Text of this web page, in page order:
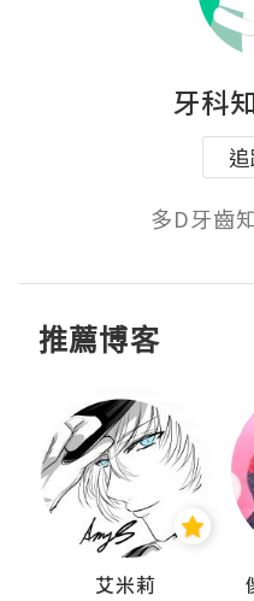
牙科
多D牙齒
推薦博客
艾米莉